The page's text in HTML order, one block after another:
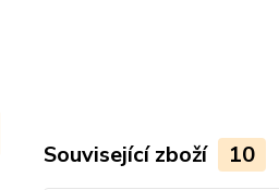
Související zboží 10